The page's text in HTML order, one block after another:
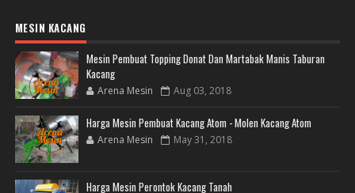
MESIN KACANG
Mesin Pembuat Topping Donat Dan Martabak Manis Taburan
Kacang
Arena Mesin Aug 03, 2018
Harga Mesin Pembuat Kacang Atom - Molen Kacang Atom
Arena Mesin May 31, 2018
Harga Mesin Perontok Kacang Tanah